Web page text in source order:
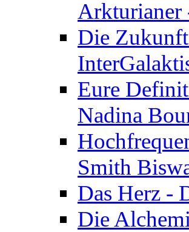
Arkturianer
Die
Eure
Nadina
Smith
Das Herz -
Die